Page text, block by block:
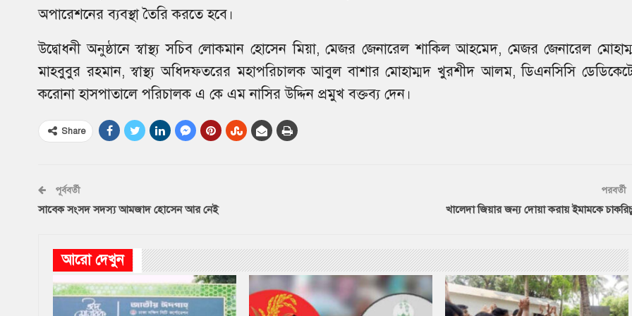
অপারেশনের ব্যবস্থা তৈরি করতে হবে।
উদ্বোধনী অনুষ্ঠানে স্বাস্থ্য সচিব লোকমান হোসেন মিয়া, মেজর জেনারেল শাকিল আহমেদ, মেজর জেনারেল
মাহবুবুর রহমান, স্বাস্থ্য অধিদফতরের মহাপরিচালক আবুল বাশার মোহাম্মদ খুরশীদ আলম, ডিএনসিসি
করোনা হাসপাতালে পরিচালক এ কে এম নাসির উদ্দিন প্রমুখ বক্তব্য দেন।
Share
পূর্ববর্তী
সাবেক সংসদ সদস্য আমজাদ হোসেন আর নেই
পরবর্তী
খালেদা জিয়ার জন্য দোয়া করায় ইমামকে
আরো দেখুন